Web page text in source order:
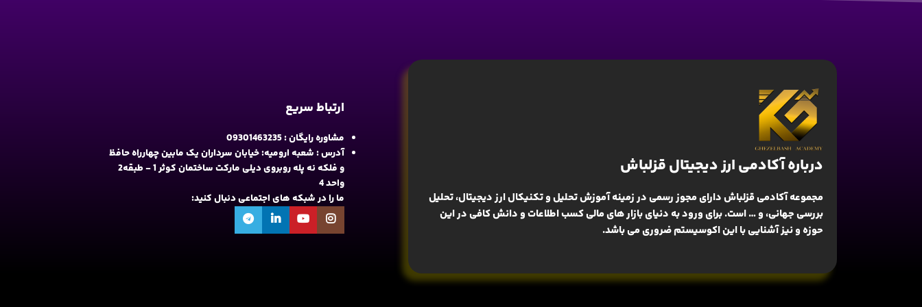
درباره آکادمی ارز دیجیتال قزلباش
مجموعه آکادمی قزلباش دارای مجوز رسمی در زمینهآموزش تحلیل و تکنیکال ارز دیجیتال، تحلیل
بررسی جهانی، و … است. برای ورود به دنیای بازار های مالی کسب اطلاعات و دانش کافی در این
حوزه و نیز آشنایی با این اکوسیستم ضروری می باشد.
ارتباط سریع
مشاوره رایگان : 09301463235
آدرس : شعبه ارومیه: خیابان سرداران یک مابین چهارراه حافظ
و فلکه نه پله روبروی دیلی مارکت ساختمان کوثر 1 - طبقه2
واحد 4
ما را در شبکه های اجتماعی دنبال کنید: